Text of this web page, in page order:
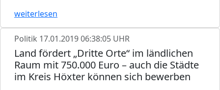
weiterlesen
Politik 17.01.2019 06:38:05 UHR
Land fördert „Dritte Orte“ im ländlichen
Raum mit 750.000 Euro – auch die Städte
im Kreis Höxter können sich bewerben